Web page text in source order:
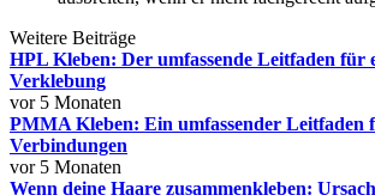
Weitere Beiträge
HPL Kleben: Der umfassende Leitfaden für
Verklebung
vor 5 Monaten
PMMA Kleben: Ein umfassender Leitfaden
Verbindungen
vor 5 Monaten
Wenn deine Haare zusammenkleben: